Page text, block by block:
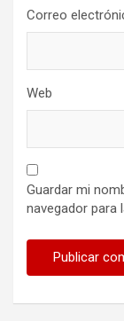
Correo
Web
Guardar mi
navegador para